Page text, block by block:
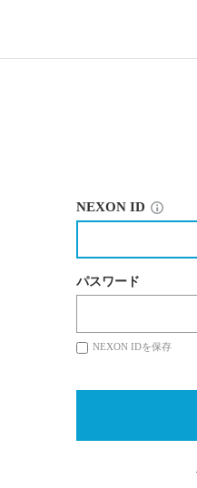
NEXON ID
パスワード
NEXON IDを保存